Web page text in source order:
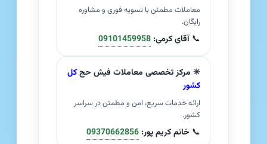
معاملات مطمئن با تسویه فوری و مشاوره
رایگان.
📞آقای کرمی: 09101459958
✳️ مرکز تخصصی معاملات فیش حجکل
کشور
ارائه خدمات سریع، امن و مطمئن در سراسر
کشور.
📞 خانم کریم پور: 09370662856